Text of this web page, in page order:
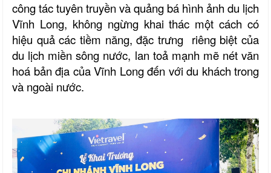
công tác tuyên truyền và quảng bá hình ảnh du lịch
Vĩnh Long, không ngừng khai thác một cách có
hiệu quả các tiềm năng, đặc trưng riêng biệt của
du lịch miền sông nước, lan toả mạnh mẽ nét văn
hoá bản địa của Vĩnh Long đến với du khách trong
và ngoài nước.